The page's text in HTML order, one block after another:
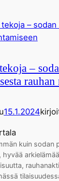
–
15.1.2024
kuin sodan
hyvää